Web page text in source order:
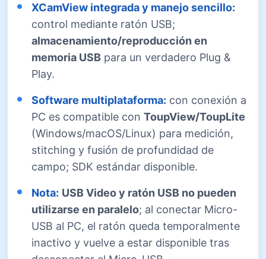
XCamView integrada y manejo sencillo:
control mediante ratón USB;
almacenamiento/reproducción en
memoria USB para un verdadero Plug &
Play.
Software multiplataforma: con conexión a
PC es compatible con ToupView/ToupLite
(Windows/macOS/Linux) para medición,
stitching y fusión de profundidad de
campo; SDK estándar disponible.
Nota: USB Video y ratón USB no pueden
utilizarse en paralelo; al conectar Micro-
USB al PC, el ratón queda temporalmente
inactivo y vuelve a estar disponible tras